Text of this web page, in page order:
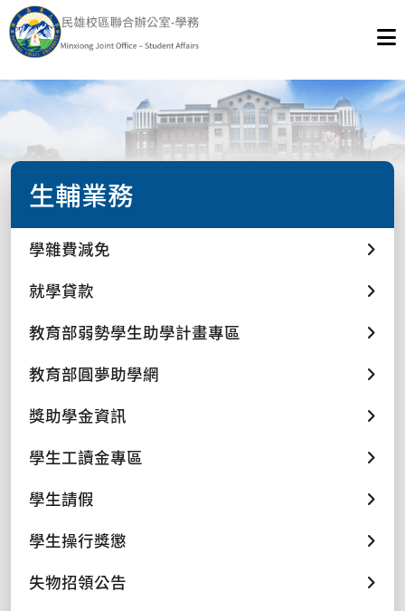
生輔業務
學雜費減免
就學貸款
教育部弱勢學生助學計畫專區
教育部圓夢助學網
獎助學金資訊
學生工讀金專區
學生請假
學生操行獎懲
失物招領公告